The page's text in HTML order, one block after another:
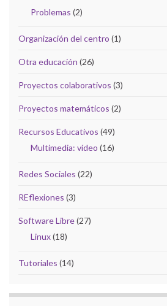
Problemas (2)
Organización del centro (1)
Otra educación (26)
Proyectos colaborativos (3)
Proyectos matemáticos (2)
Recursos Educativos (49)
Multimedia: vídeo (16)
Redes Sociales (22)
REflexiones (3)
Software Libre(27)
Linux(18)
Tutoriales (14)